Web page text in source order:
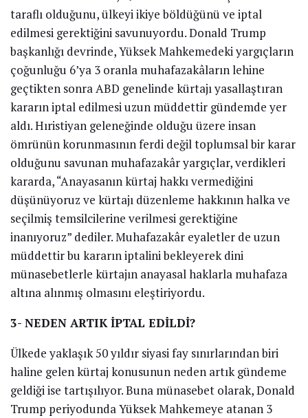
taraflı olduğunu, ülkeyi ikiye böldüğünü ve iptal
edilmesi gerektiğini savunuyordu. Donald Trump
başkanlığı devrinde, Yüksek Mahkemedeki yargıçların
çoğunluğu 6’ya 3 oranla muhafazakâların lehine
geçtikten sonra ABD genelinde kürtajı yasallaştıran
kararın iptal edilmesi uzun müddettir gündemde yer
aldı. Hıristiyan geleneğinde olduğu üzere insan
ömrünün korunmasının ferdi değil toplumsal bir karar
olduğunu savunan muhafazakâr yargıçlar, verdikleri
kararda, “Anayasanın kürtaj hakkı vermediğini
düşünüyoruz ve kürtajı düzenleme hakkının halka ve
seçilmiş temsilcilerine verilmesi gerektiğine
inanıyoruz” dediler. Muhafazakâr eyaletler de uzun
müddettir bu kararın iptalini bekleyerek dini
münasebetlerle kürtajın anayasal haklarla muhafaza
altına alınmış olmasını eleştiriyordu.
3- NEDEN ARTIK İPTAL EDİLDİ?
Ülkede yaklaşık 50 yıldır siyasi fay sınırlarından biri
haline gelen kürtaj konusunun neden artık gündeme
geldiği ise tartışılıyor. Buna münasebet olarak, Donald
Trump periyodunda Yüksek Mahkemeye atanan 3